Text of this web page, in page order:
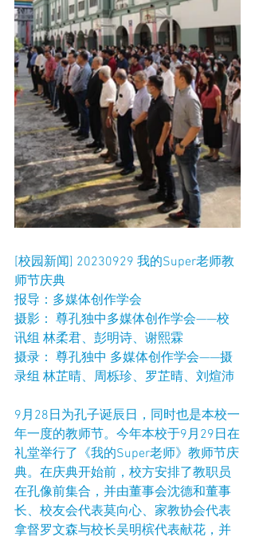
[校园新闻] 20230929 我的Super老师教
师节庆典
报导：多媒体创作学会
摄影： 尊孔独中多媒体创作学会——校
讯组 林柔君、彭明诗、谢熙霖
摄录： 尊孔独中 多媒体创作学会——摄
录组 林芷晴、周栎珍、罗芷晴、刘煊沛
9月28日为孔子诞辰日，同时也是本校一
年一度的教师节。今年本校于9月29日在
礼堂举行了《我的Super老师》教师节庆
典。在庆典开始前，校方安排了教职员
在孔像前集合，并由董事会沈德和董事
长、校友会代表莫向心、家教协会代表
拿督罗文森与校长吴明槟代表献花，并